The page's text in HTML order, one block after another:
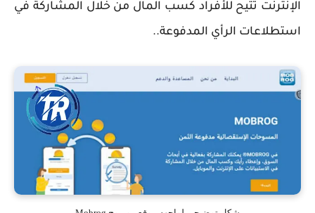
الإنترنت تتيح للأفراد كسب المال من خلال المشاركة في
استطلاعات الرأي المدفوعة..